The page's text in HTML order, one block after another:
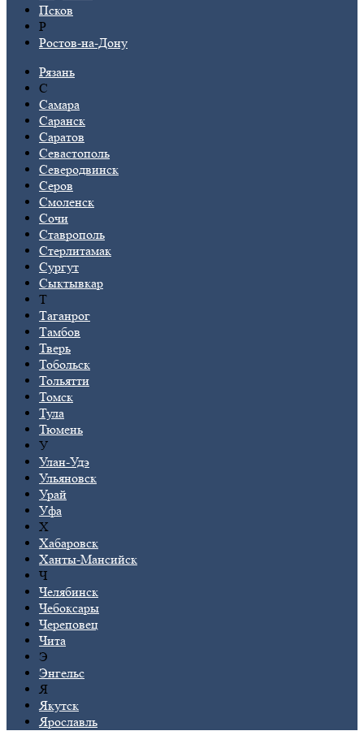
Псков
Р
Ростов-на-Дону
Рязань
С
Самара
Саранск
Саратов
Севастополь
Северодвинск
Серов
Смоленск
Сочи
Ставрополь
Стерлитамак
Сургут
Сыктывкар
Т
Таганрог
Тамбов
Тверь
Тобольск
Тольятти
Томск
Тула
Тюмень
У
Улан-Удэ
Ульяновск
Урай
Уфа
Х
Хабаровск
Ханты-Мансийск
Ч
Челябинск
Чебоксары
Череповец
Чита
Э
Энгельс
Я
Якутск
Ярославль